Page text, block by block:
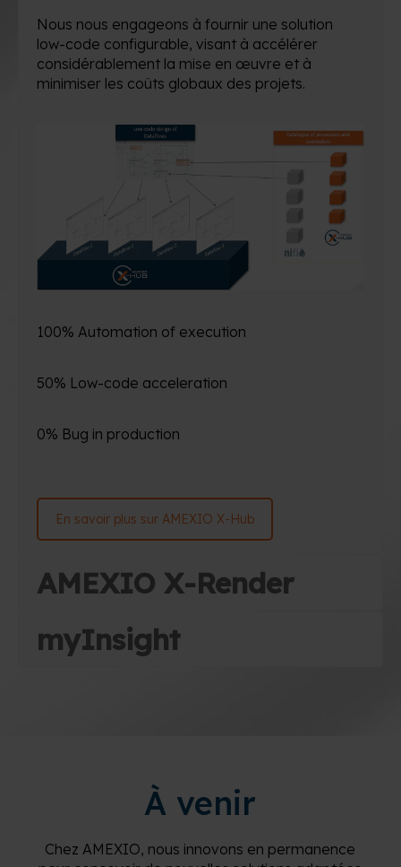
Nous nous engageons à fournir une solution
low-code configurable, visant à accélérer
considérablement la mise en œuvre et à
minimiser les coûts globaux des projets.
100% Automation of execution
50% Low-code acceleration
0% Bug in production
En savoir plus sur AMEXIO X-Hub
AMEXIO X-Render
myInsight
À venir
Chez AMEXIO, nous innovons en permanence